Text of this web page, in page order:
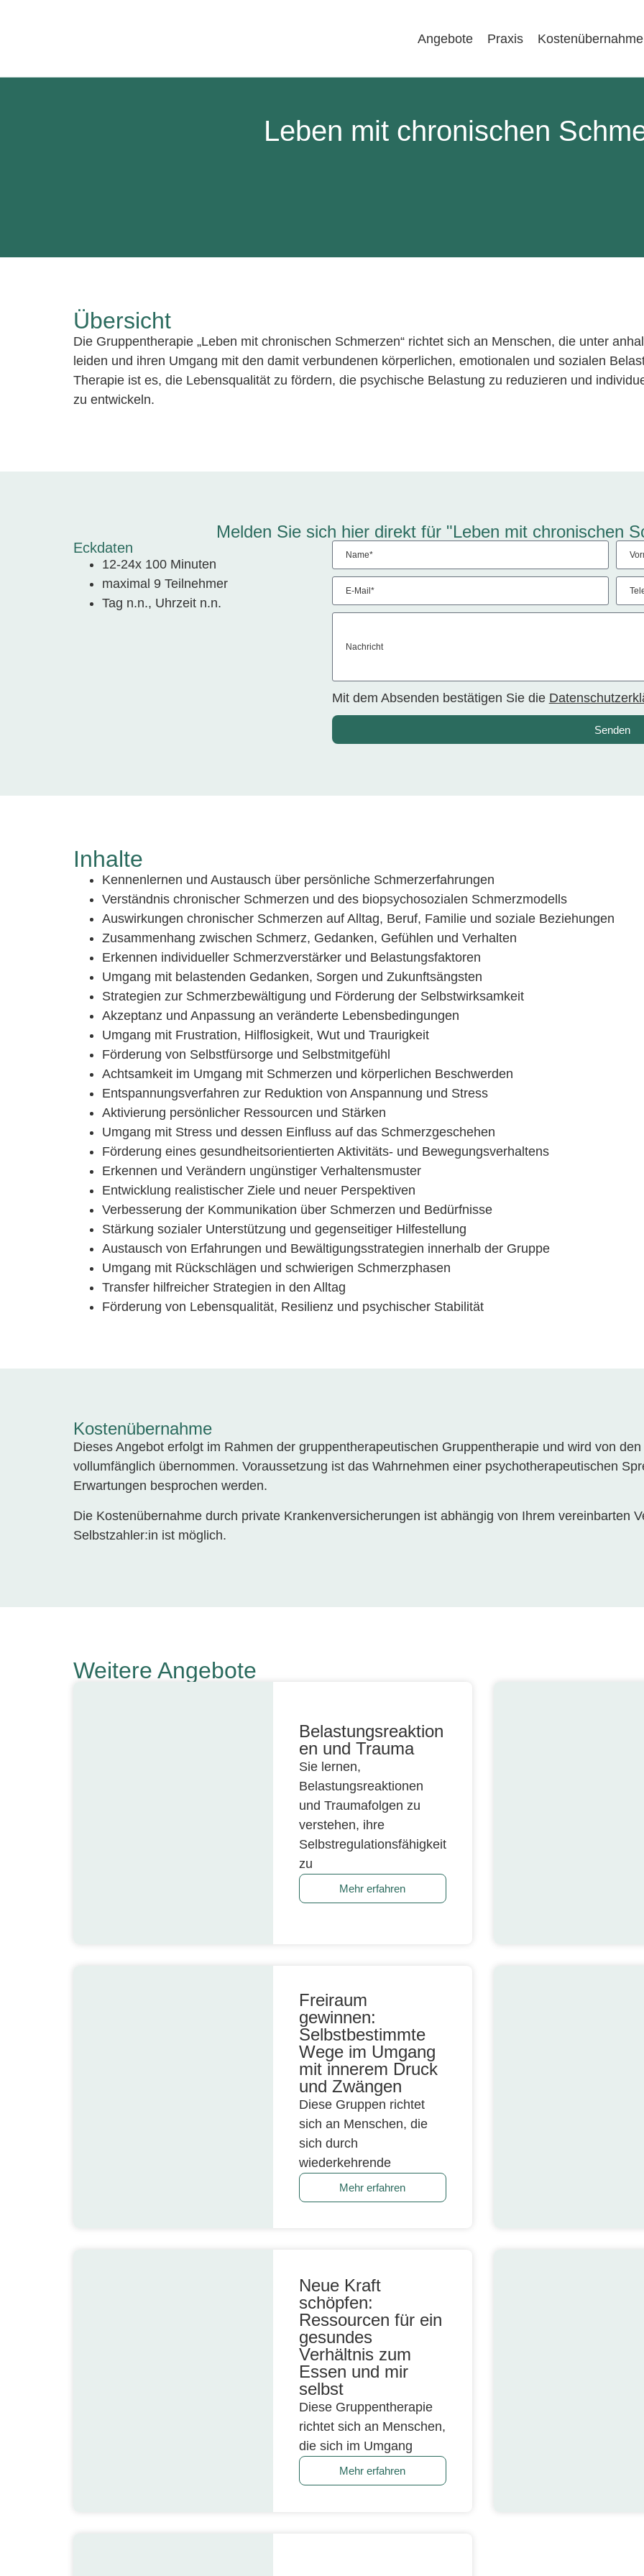
Angebote Praxis Kostenübernahme
Leben mit chronischen
Übersicht
Die Gruppentherapie „Leben mit chronischen Schmerzen“ richtet sich an Menschen, die unter
leiden und ihren Umgang mit den damit verbundenen körperlichen, emotionalen und sozialen
Therapie ist es, die Lebensqualität zu fördern, die psychische Belastung zu reduzieren und
zu entwickeln.
Melden Sie sich hier direkt für "Leben mit chronischen
Eckdaten
12-24x 100 Minuten
maximal 9 Teilnehmer
Tag n.n., Uhrzeit n.n.
Name*
E-Mail*
Nachricht
Mit dem Absenden bestätigen Sie die
Senden
Inhalte
Kennenlernen und Austausch über persönliche Schmerzerfahrungen
Verständnis chronischer Schmerzen und des biopsychosozialen Schmerzmodells
Auswirkungen chronischer Schmerzen auf Alltag, Beruf, Familie und soziale Beziehungen
Zusammenhang zwischen Schmerz, Gedanken, Gefühlen und Verhalten
Erkennen individueller Schmerzverstärker und Belastungsfaktoren
Umgang mit belastenden Gedanken, Sorgen und Zukunftsängsten
Strategien zur Schmerzbewältigung und Förderung der Selbstwirksamkeit
Akzeptanz und Anpassung an veränderte Lebensbedingungen
Umgang mit Frustration, Hilflosigkeit, Wut und Traurigkeit
Förderung von Selbstfürsorge und Selbstmitgefühl
Achtsamkeit im Umgang mit Schmerzen und körperlichen Beschwerden
Entspannungsverfahren zur Reduktion von Anspannung und Stress
Aktivierung persönlicher Ressourcen und Stärken
Umgang mit Stress und dessen Einfluss auf das Schmerzgeschehen
Förderung eines gesundheitsorientierten Aktivitäts- und Bewegungsverhaltens
Erkennen und Verändern ungünstiger Verhaltensmuster
Entwicklung realistischer Ziele und neuer Perspektiven
Verbesserung der Kommunikation über Schmerzen und Bedürfnisse
Stärkung sozialer Unterstützung und gegenseitiger Hilfestellung
Austausch von Erfahrungen und Bewältigungsstrategien innerhalb der Gruppe
Umgang mit Rückschlägen und schwierigen Schmerzphasen
Transfer hilfreicher Strategien in den Alltag
Förderung von Lebensqualität, Resilienz und psychischer Stabilität
Kostenübernahme
Dieses Angebot erfolgt im Rahmen der gruppentherapeutischen Gruppentherapie und wird von
vollumfänglich übernommen. Voraussetzung ist das Wahrnehmen einer psychotherapeutischen
Erwartungen besprochen werden.
Die Kostenübernahme durch private Krankenversicherungen ist abhängig von Ihrem vereinbarten
Selbstzahler:in ist möglich.
Weitere Angebote
Belastungsreaktion
en und Trauma
Sie lernen,
Belastungsreaktionen
und Traumafolgen zu
verstehen, ihre
Selbstregulationsfähigkeit
zu
Mehr erfahren
Freiraum
gewinnen:
Selbstbestimmte
Wege im Umgang
mit innerem Druck
und Zwängen
Diese Gruppen richtet
sich an Menschen, die
sich durch
wiederkehrende
Mehr erfahren
Neue Kraft
schöpfen:
Ressourcen für ein
gesundes
Verhältnis zum
Essen und mir
selbst
Diese Gruppentherapie
richtet sich an Menschen,
die sich im Umgang
Mehr erfahren